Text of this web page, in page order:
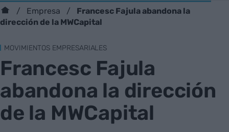
Empresa
Francesc Fajula abandona la
dirección de la MWCapital
MOVIMIENTOS EMPRESARIALES
Francesc Fajula
abandona la dirección
de la MWCapital